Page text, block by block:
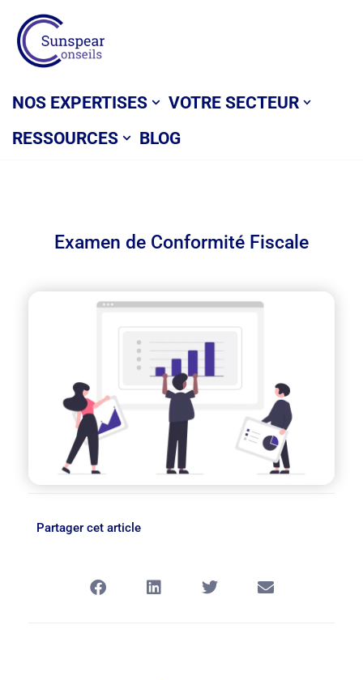
Aller
au
NOS EXPERTISES
VOTRE SECTEUR
RESSOURCES
BLOG
Examen de Conformité Fiscale
Partager cet article